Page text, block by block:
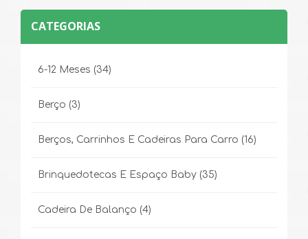
CATEGORIAS
6-12 Meses (34)
Berço (3)
Berços, Carrinhos E Cadeiras Para Carro (16)
Brinquedotecas E Espaço Baby (35)
Cadeira De Balanço (4)